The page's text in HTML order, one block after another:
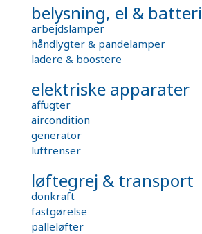
belysning, el & batteri
arbejdslamper
håndlygter & pandelamper
ladere & boostere
elektriske apparater
affugter
aircondition
generator
luftrenser
løftegrej & transport
donkraft
fastgørelse
palleløfter